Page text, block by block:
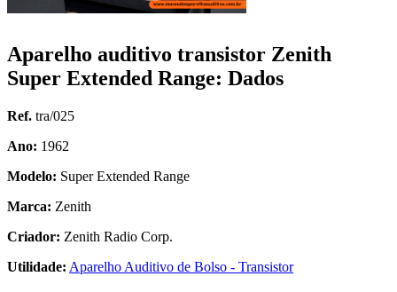
Aparelho auditivo transistor Zenith
Super Extended Range: Dados
Ref. tra/025
Ano: 1962
Modelo: Super Extended Range
Marca: Zenith
Criador: Zenith Radio Corp.
Utilidade: Aparelho Auditivo de Bolso - Transistor